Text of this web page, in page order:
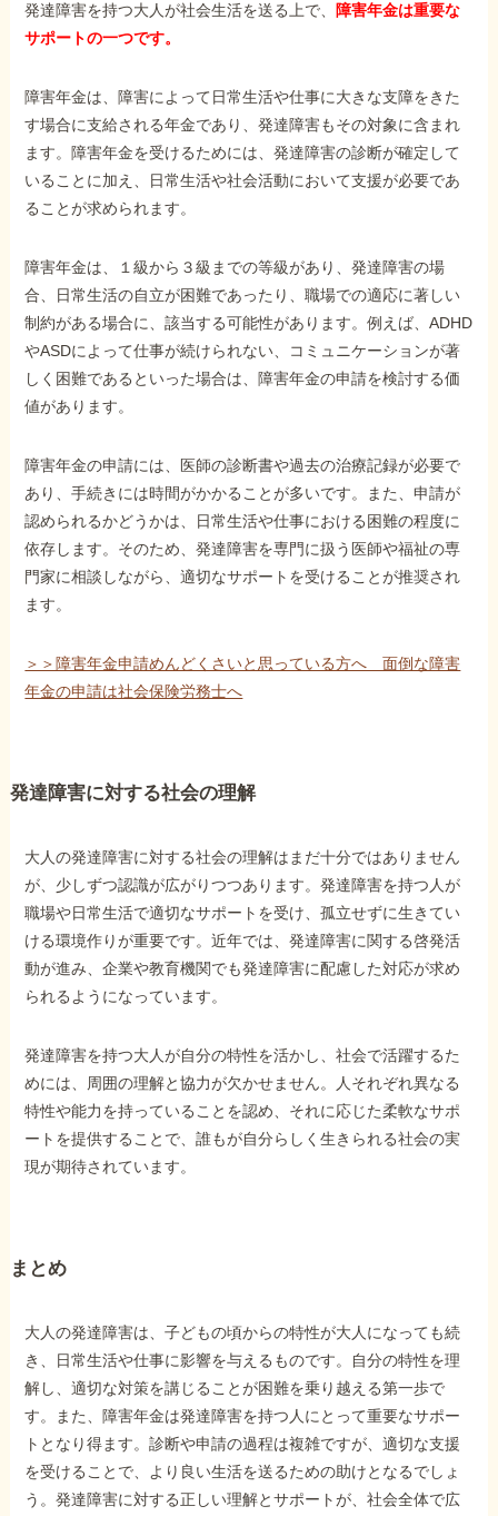
発達障害を持つ大人が社会生活を送る上で、
障害年金は重要な
サポートの一つです。
障害年金は、障害によって日常生活や仕事に大きな支障をきた
す場合に支給される年金であり、発達障害もその対象に含まれ
ます。障害年金を受けるためには、発達障害の診断が確定して
いることに加え、日常生活や社会活動において支援が必要であ
ることが求められます。
障害年金は、１級から３級までの等級があり、発達障害の場
合、日常生活の自立が困難であったり、職場での適応に著しい
制約がある場合に、該当する可能性があります。例えば、ADHD
やASDによって仕事が続けられない、コミュニケーションが著
しく困難であるといった場合は、障害年金の申請を検討する価
値があります。
障害年金の申請には、医師の診断書や過去の治療記録が必要で
あり、手続きには時間がかかることが多いです。また、申請が
認められるかどうかは、日常生活や仕事における困難の程度に
依存します。そのため、発達障害を専門に扱う医師や福祉の専
門家に相談しながら、適切なサポートを受けることが推奨され
ます。
＞＞障害年金申請めんどくさいと思っている方へ 面倒な障害
年金の申請は社会保険労務士へ
発達障害に対する社会の理解
大人の発達障害に対する社会の理解はまだ十分ではありません
が、少しずつ認識が広がりつつあります。発達障害を持つ人が
職場や日常生活で適切なサポートを受け、孤立せずに生きてい
ける環境作りが重要です。近年では、発達障害に関する啓発活
動が進み、企業や教育機関でも発達障害に配慮した対応が求め
られるようになっています。
発達障害を持つ大人が自分の特性を活かし、社会で活躍するた
めには、周囲の理解と協力が欠かせません。人それぞれ異なる
特性や能力を持っていることを認め、それに応じた柔軟なサポ
ートを提供することで、誰もが自分らしく生きられる社会の実
現が期待されています。
まとめ
大人の発達障害は、子どもの頃からの特性が大人になっても続
き、日常生活や仕事に影響を与えるものです。自分の特性を理
解し、適切な対策を講じることが困難を乗り越える第一歩で
す。また、障害年金は発達障害を持つ人にとって重要なサポー
トとなり得ます。診断や申請の過程は複雑ですが、適切な支援
を受けることで、より良い生活を送るための助けとなるでしょ
う。発達障害に対する正しい理解とサポートが、社会全体で広